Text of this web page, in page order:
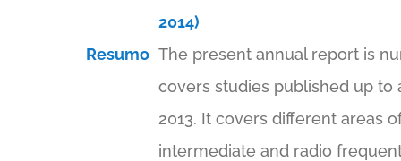
2014)
Resumo The present annual report is
covers studies published up to
2013. It covers different areas
intermediate and radio